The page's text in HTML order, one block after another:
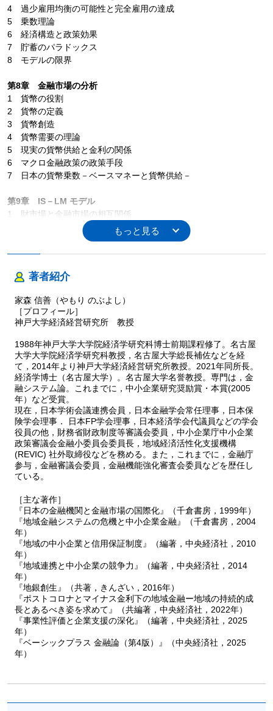
4 過少雇用均衡の可能性と完全雇用の達成
5 乗数理論
6 経済構造と政策効果
7 貯蓄のパラドックス
8 モデルの限界
第8章 金融市場の分析
1 貨幣の役割
2 貨幣の定義
3 貨幣創造
4 貨幣需要の理論
5 現実の貨幣供給と金利の関係
6 マクロ金融政策の政策手段
7 日本の貨幣乗数－ベースマネーと貨幣供給－
第9章 IS－LM モデル
1 財市場と金融市場の相互関係
2 財市場の均衡－IS曲線の導出－
4 貨幣市場の均衡－LM曲線の導出－
6 IS－LMモデルの完成
第10章 IS－LM モデルを使った分析
1 労働市場の不均衡
2 財政・金融政策の効果
3 経済構造と経済政策の効果
4 数式を使った整理
第11章 物価の分析
1 IS－LMモデルの限界
2 長期モデル－物価が伸縮的なモデル－
3 総需要曲線
4 総供給曲線
5 金融・財政政策の物価への影響
6 サプライ・ショック
7 コロナ禍の分析
8 フィリップス曲線－物価と失業のトレードオフ－
第12章 国際版IS－LM 分析
1 マンデル=フレミング・モデル
2 為替相場制度
3 国際版IS曲線と国際版LM曲線
4 国際資本移動
5 国際版IS－LMモデル
6 財政・金融政策の効果
7 為替相場制度と資本移動
第13章 日本のIS－LM 曲線
1 分析に使ったデータ
2 IS曲線
著者紹介
家森 信善（やもり のぶよし）
［プロフィール］
神戸大学経済経営研究所 教授
1988年神戸大学大学院経済学研究科博士前期課程修了。名古屋
大学大学院経済学研究科教授，名古屋大学総長補佐などを経
て，2014年より神戸大学経済経営研究所教授。2021年同所長。
経済学博士（名古屋大学）。名古屋大学名誉教授。専門は，金
融システム論。これまでに，中小企業研究奨励賞・本賞(2005
年）など受賞。
現在，日本学術会議連携会員，日本金融学会常任理事，日本保
険学会理事． 日本FP学会理事，日本経済学会代議員などの学会
役員の他，財務省財政制度等審議会委員，中小企業庁中小企業
政策審議会金融小委員会委員長，地域経済活性化支援機構
(REVIC) 社外取締役などを務める。また，これまでに，金融庁
参与，金融審議会委員，金融機能強化審査会委員などを歴任し
ている。
［主な著作］
『日本の金融機関と金融市場の国際化』（千倉書房，1999年）
『地域金融システムの危機と中小企業金融』（千倉書房，2004
年）
『地域の中小企業と信用保証制度』（編著，中央経済社，2010
年）
『地域連携と中小企業の競争力』（編著，中央経済社，2014
年）
『地銀創生』（共著，きんざい，2016年）
『ポストコロナとマイナス金利下の地域金融ー地域の持続的成
長とあるべき姿を求めて』（共編著，中央経済社，2022年）
『事業性評価と企業支援の深化』（編著，中央経済社，2025
年）
『ベーシックプラス 金融論（第4版）』（中央経済社，2025
年）